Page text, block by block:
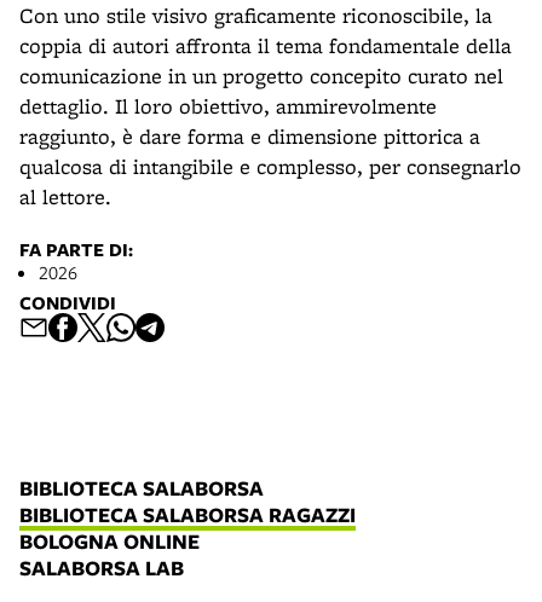
Con uno stile visivo graficamente riconoscibile, la
coppia di autori affronta il tema fondamentale della
comunicazione in un progetto concepito curato nel
dettaglio. Il loro obiettivo, ammirevolmente
raggiunto, è dare forma e dimensione pittorica a
qualcosa di intangibile e complesso, per consegnarlo
al lettore.
FA PARTE DI:
2026
CONDIVIDI
BIBLIOTECA SALABORSA
BIBLIOTECA SALABORSA RAGAZZI
BOLOGNA ONLINE
SALABORSA LAB